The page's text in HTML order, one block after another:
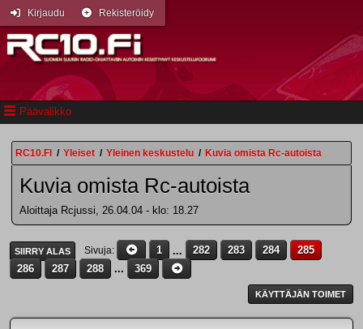
Päävalikko
Kirjaudu Rekisteröidy
RC10.FI / Yleiset / Yleinen keskustelu / Kuvia omista Rc-autoista
Kuvia omista Rc-autoista
Aloittaja Rcjussi, 26.04.04 - klo: 18.27
SIIRRY ALAS Sivuja 1 ... 282 283 284
285
286
287 288 ... 369
KÄYTTÄJÄN TOIMET